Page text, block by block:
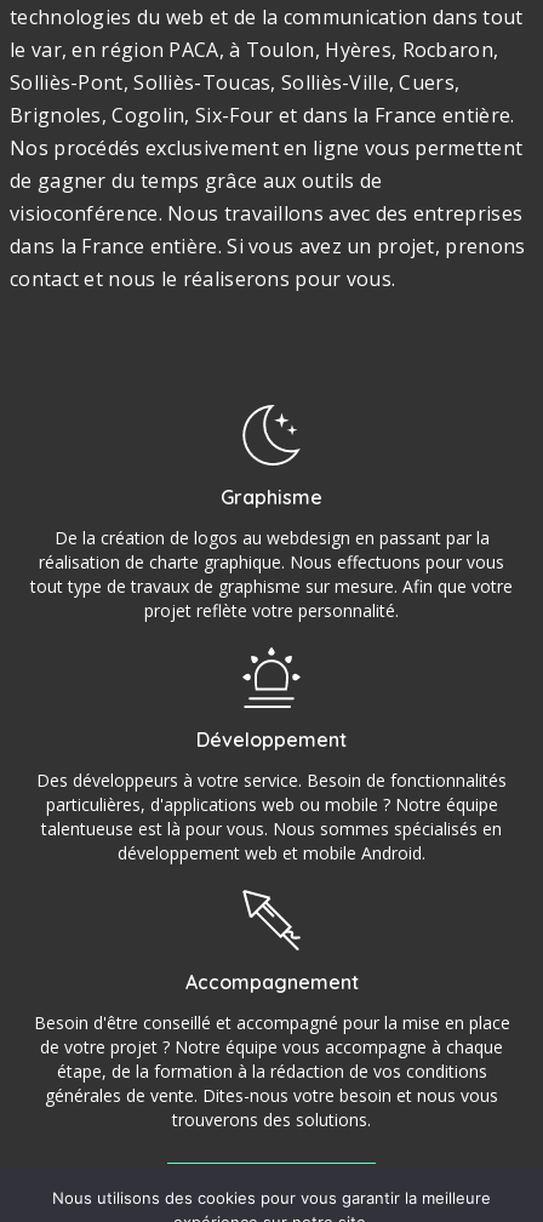
technologies du web et de la communication dans tout
le var, en région PACA, à Toulon, Hyères, Rocbaron,
Solliès-Pont, Solliès-Toucas, Solliès-Ville, Cuers,
Brignoles, Cogolin, Six-Four et dans la France entière.
Nos procédés exclusivement en ligne vous permettent
de gagner du temps grâce aux outils de
visioconférence. Nous travaillons avec des entreprises
dans la France entière. Si vous avez un projet, prenons
contact et nous le réaliserons pour vous.
Graphisme
De la création de logos au webdesign en passant par la
réalisation de charte graphique. Nous effectuons pour vous
tout type de travaux de graphisme sur mesure. Afin que votre
projet reflète votre personnalité.
Développement
Des développeurs à votre service. Besoin de fonctionnalités
particulières, d'applications web ou mobile ? Notre équipe
talentueuse est là pour vous. Nous sommes spécialisés en
développement web et mobile Android.
Accompagnement
Besoin d'être conseillé et accompagné pour la mise en place
de votre projet ? Notre équipe vous accompagne à chaque
étape, de la formation à la rédaction de vos conditions
générales de vente. Dites-nous votre besoin et nous vous
trouverons des solutions.
Nous utilisons des cookies pour vous garantir la meilleure